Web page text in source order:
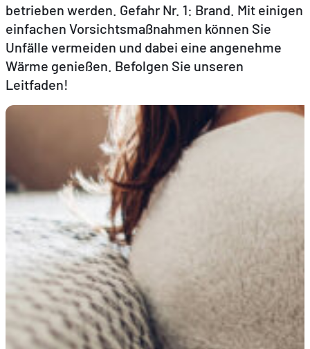
betrieben werden. Gefahr Nr. 1: Brand. Mit einigen
einfachen Vorsichtsmaßnahmen können Sie
Unfälle vermeiden und dabei eine angenehme
Wärme genießen. Befolgen Sie unseren
Leitfaden!